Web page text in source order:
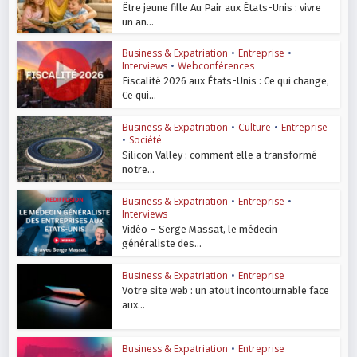
Être jeune fille Au Pair aux États-Unis : vivre
un an...
Business & Expatriation • Entreprise •
Interviews • Webconférences
Fiscalité 2026 aux États-Unis : Ce qui change,
Ce qui...
Business & Expatriation • Culture • Entreprise
• Société
Silicon Valley : comment elle a transformé
notre...
Business & Expatriation • Entreprise •
Interviews
Vidéo – Serge Massat, le médecin
généraliste des...
Business & Expatriation • Entreprise
Votre site web : un atout incontournable face
aux...
Business & Expatriation • Entreprise